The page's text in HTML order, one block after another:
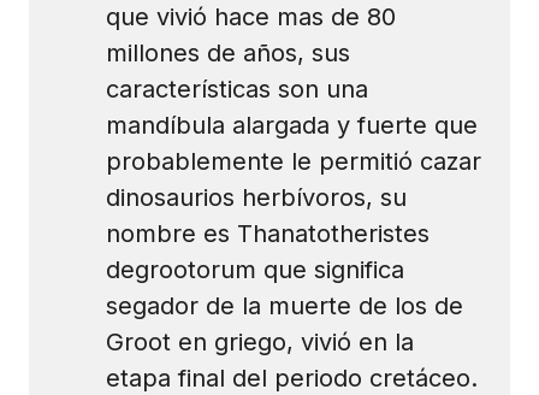
que vivió hace mas de 80
millones de años, sus
características son una
mandíbula alargada y fuerte que
probablemente le permitió cazar
dinosaurios herbívoros, su
nombre es Thanatotheristes
degrootorum que significa
segador de la muerte de los de
Groot en griego, vivió en la
etapa final del periodo cretáceo.